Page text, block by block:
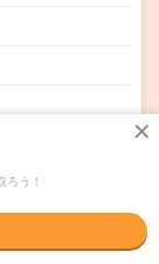
包・パレッ…
う！